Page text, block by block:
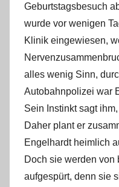
Geburtstagsbesuch
wurde vor wenigen
Klinik eingewiesen,
alles wenig Sinn,
Autobahnpolizei war
Sein Instinkt sagt
Daher plant er
Engelhardt heimlich
Doch sie werden von
aufgespürt, denn sie